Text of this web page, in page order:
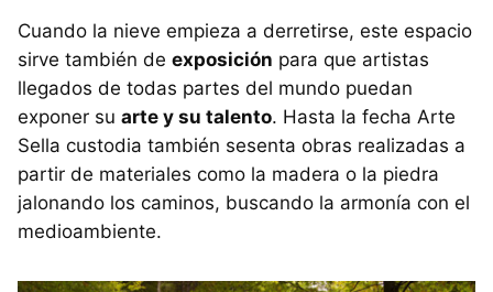
Cuando la nieve empieza a derretirse, este espacio
sirve también de exposición para que artistas
llegados de todas partes del mundo puedan
exponer su arte y su talento. Hasta la fecha Arte
Sella custodia también sesenta obras realizadas a
partir de materiales como la madera o la piedra
jalonando los caminos, buscando la armonía con el
medioambiente.